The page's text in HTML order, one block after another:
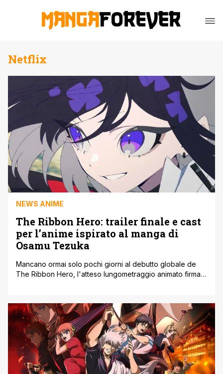
Netflix
NEWS ANIME
The Ribbon Hero: trailer finale e cast
per l’anime ispirato al manga di
Osamu Tezuka
Mancano ormai solo pochi giorni al debutto globale de
The Ribbon Hero, l'atteso lungometraggio animato firmato
rovescia in vista dell'uscita esclusiva sulla piattaforma
Netflix, fissata per l'8 agosto, la produzione ha diffuso il
trailer finale dell'opera che [']